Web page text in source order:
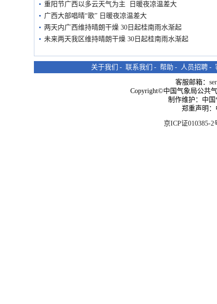
重阳节广西以多云天气为主 日暖夜凉温差大
广西大部唱晴“歌” 日暖夜凉温差大
两天内广西维持晴朗干燥 30日起桂南雨水渐起
未来两天我区维持晴朗干燥 30日起桂南雨水渐起
关于我们 - 联系我们 - 帮助 - 人员招聘 -
客服邮箱：
Copyright©中国气象局公共
制作维护：中
郑重声明
京ICP证010385-2